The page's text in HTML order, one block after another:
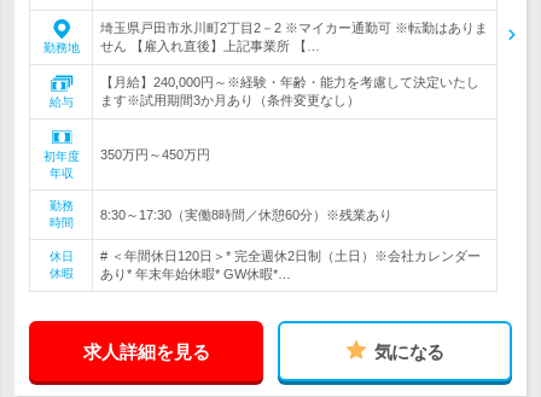
勤務地
埼玉県戸田市氷川町2丁目2－2 ※マイカー通勤可 ※転勤はありま
せん 【雇入れ直後】上記事業所 【…
給与
【月給】240,000円～※経験・年齢・能力を考慮して決定いたし
ます※試用期間3か月あり（条件変更なし）
初年度
年収
350万円～450万円
勤務
時間
8:30～17:30（実働8時間／休憩60分）※残業あり
休日
休暇
# ＜年間休日120日＞* 完全週休2日制（土日）※会社カレンダー
あり* 年末年始休暇* GW休暇*…
求人詳細を見る 気になる